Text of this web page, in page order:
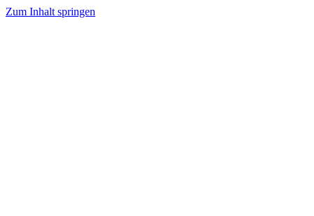
Zum Inhalt springen